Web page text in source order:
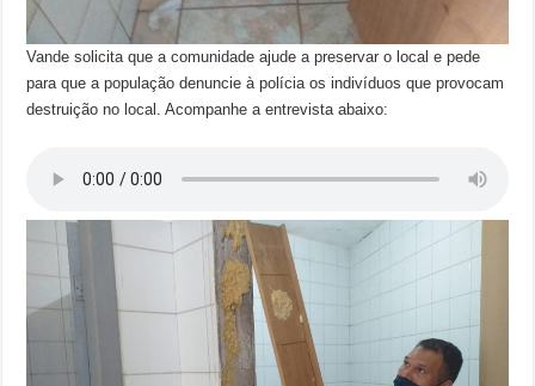
Vande solicita que a comunidade ajude a preservar o local e pede
para que a população denuncie à polícia os indivíduos que provocam
destruição no local. Acompanhe a entrevista abaixo: